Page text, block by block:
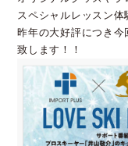
スペシャルレッスン体
昨年の大好評につき
致します！！